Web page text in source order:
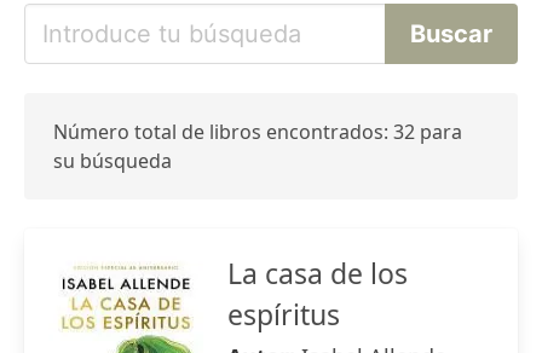
Número total de libros encontrados: 32 para
su búsqueda
La casa de los
espíritus